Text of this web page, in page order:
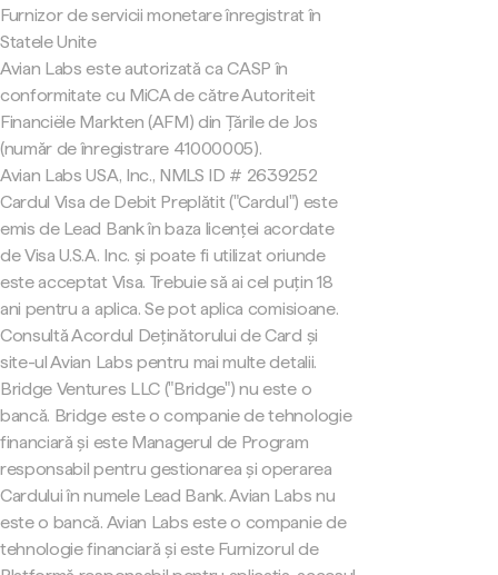
Furnizor de servicii monetare înregistrat în
Statele Unite
Avian Labs este autorizată ca CASP în
conformitate cu MiCA de către Autoriteit
Financiële Markten (AFM) din Țările de Jos
(număr de înregistrare 41000005).
Avian Labs USA, Inc., NMLS ID # 2639252
Cardul Visa de Debit Preplătit ("Cardul") este
emis de Lead Bank în baza licenței acordate
de Visa U.S.A. Inc. și poate fi utilizat oriunde
este acceptat Visa. Trebuie să ai cel puțin 18
ani pentru a aplica. Se pot aplica comisioane.
Consultă Acordul Deținătorului de Card și
site-ul Avian Labs pentru mai multe detalii.
Bridge Ventures LLC ("Bridge") nu este o
bancă. Bridge este o companie de tehnologie
financiară și este Managerul de Program
responsabil pentru gestionarea și operarea
Cardului în numele Lead Bank. Avian Labs nu
este o bancă. Avian Labs este o companie de
tehnologie financiară și este Furnizorul de